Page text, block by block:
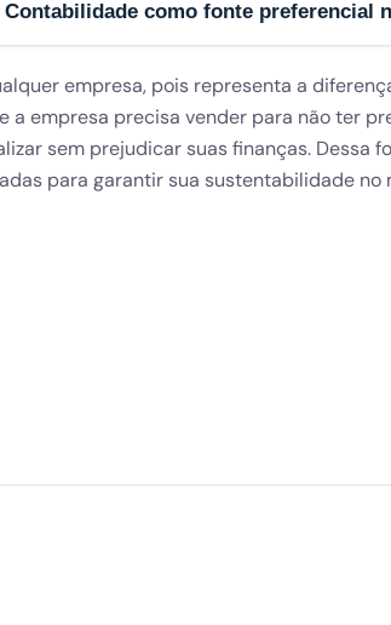
Contabilidade como fonte preferencial
empresa, pois representa a
a empresa precisa vender para não ter
sem prejudicar suas finanças. Dessa
para garantir sua sustentabilidade no